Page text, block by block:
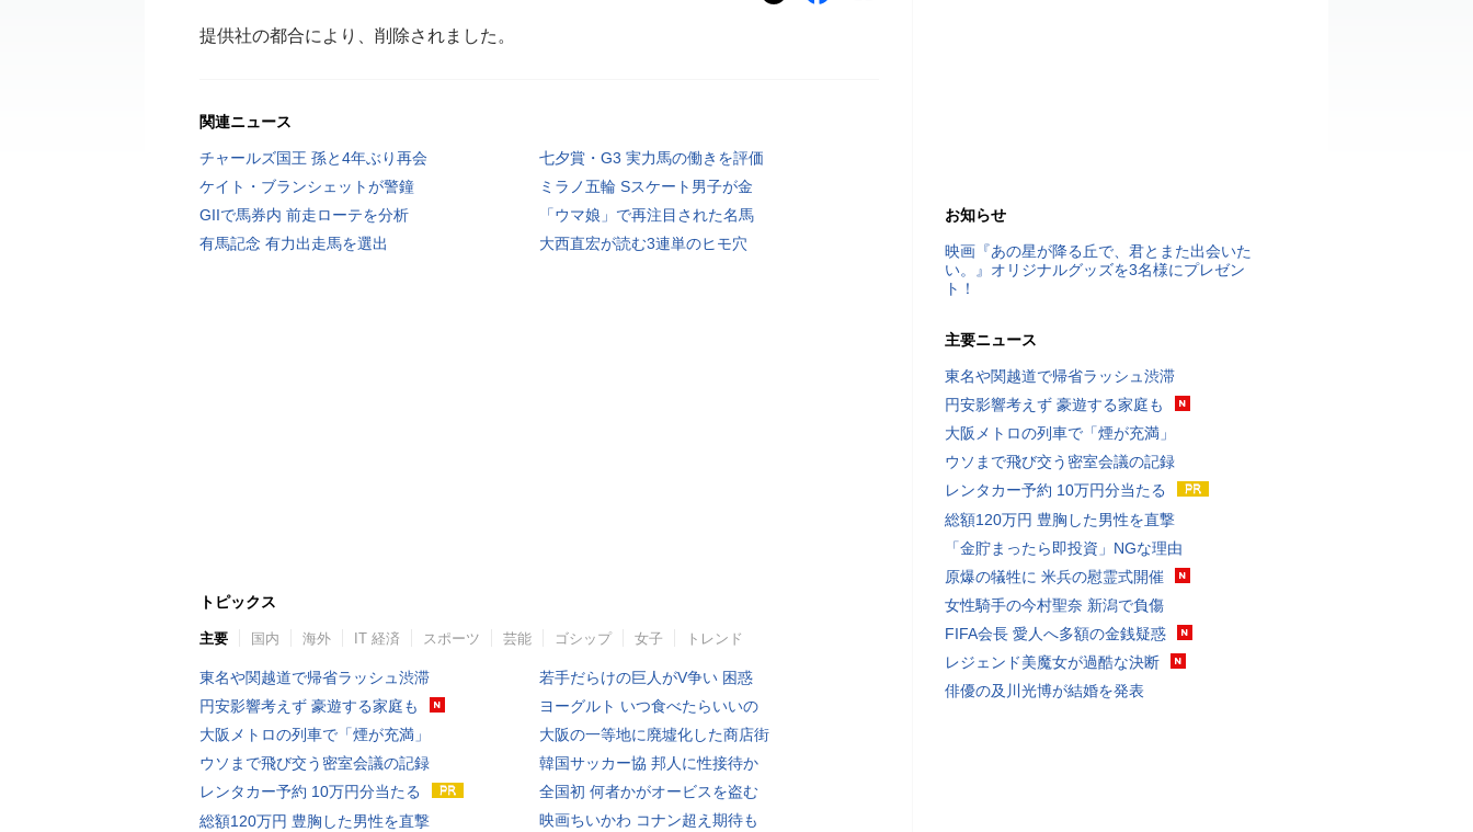
提供社の都合により、削除されました。
関連ニュース
チャールズ国王 孫と4年ぶり再会
七夕賞・G3 実力馬の働きを評価
ケイト・ブランシェットが警鐘
ミラノ五輪 Sスケート男子が金
GIIで馬券内 前走ローテを分析
「ウマ娘」で再注目された名馬
有馬記念 有力出走馬を選出
大西直宏が読む3連単のヒモ穴
トピックス
主要 国内 海外 IT 経済 スポーツ 芸能 ゴシップ 女子 トレンド
東名や関越道で帰省ラッシュ渋滞
円安影響考えず 豪遊する家庭も
大阪メトロの列車で「煙が充満」
ウソまで飛び交う密室会議の記録
レンタカー予約 10万円分当たる
総額120万円 豊胸した男性を直撃
若手だらけの巨人がV争い 困惑
ヨーグルト いつ食べたらいいの
大阪の一等地に廃墟化した商店街
韓国サッカー協 邦人に性接待か
全国初 何者かがオービスを盗む
映画ちいかわ コナン超え期待も
お知らせ
映画『あの星が降る丘で、君とまた出会いた
い。』オリジナルグッズを3名様にプレゼン
ト！
主要ニュース
東名や関越道で帰省ラッシュ渋滞
円安影響考えず 豪遊する家庭も
大阪メトロの列車で「煙が充満」
ウソまで飛び交う密室会議の記録
レンタカー予約 10万円分当たる
総額120万円 豊胸した男性を直撃
「金貯まったら即投資」NGな理由
原爆の犠牲に 米兵の慰霊式開催
女性騎手の今村聖奈 新潟で負傷
FIFA会長 愛人へ多額の金銭疑惑
レジェンド美魔女が過酷な決断
俳優の及川光博が結婚を発表